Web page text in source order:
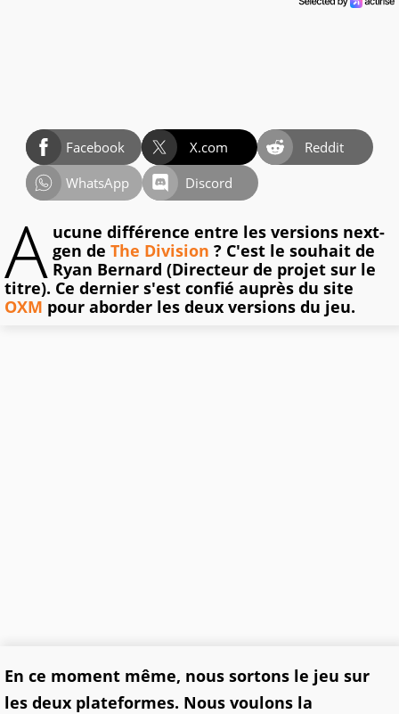
Facebook X.com
Reddit
WhatsApp
Discord
A ucune différence entre les versions next-
gen de The Division ? C'est le souhait de
Ryan Bernard (Directeur de projet sur le
titre). Ce dernier s'est confié auprès du site
OXM pour aborder les deux versions du jeu.
En ce moment même, nous sortons le jeu sur
les deux plateformes. Nous voulons la